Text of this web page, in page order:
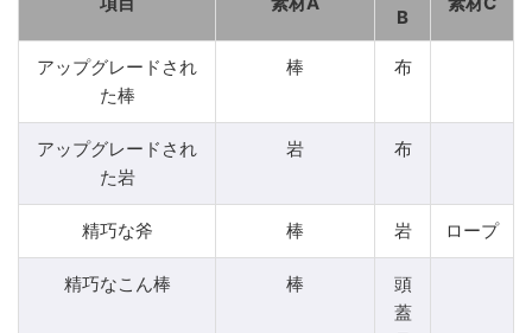
B
アップグレードされ
た棒
棒 布
アップグレードされ
た岩
岩 布
精巧な斧 棒 岩 ロープ
精巧なこん棒 棒
頭
蓋